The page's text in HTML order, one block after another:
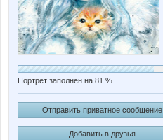
Портрет заполнен на 81 %
Отправить приватное сообщение
Добавить в друзья